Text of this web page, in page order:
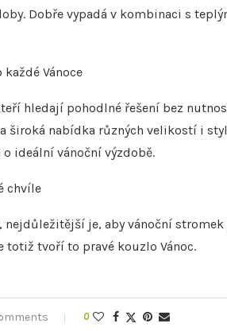
Dobře vypadá v kombinaci s
Vánoce
hledají pohodlné řešení bez
široká nabídka různých velikostí i
ideální vánoční výzdobě.
chvíle
je, aby vánoční
totiž tvoří to pravé kouzlo Vánoc.
0